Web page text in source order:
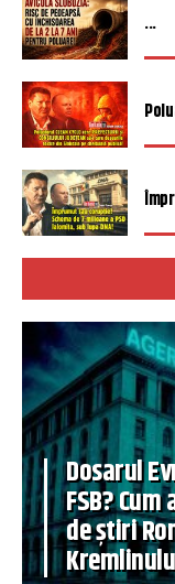
...
Dosarul
FSB?
de știri